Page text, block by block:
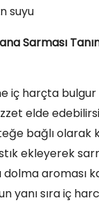
suyu
Sarması
iç harçta
elde
bağlı olarak
ekleyerek
dolma aroması
yanı sıra iç